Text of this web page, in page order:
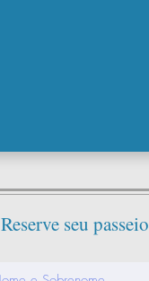
Reserve seu passeio